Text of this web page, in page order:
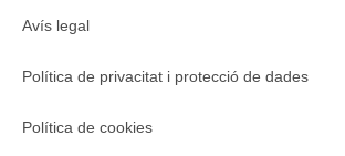
Avís legal
Política de privacitat i protecció de dades
Política de cookies